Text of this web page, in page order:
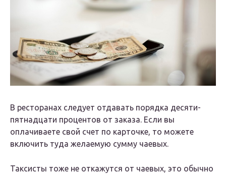
В ресторанах следует отдавать порядка десяти-
пятнадцати процентов от заказа. Если вы
оплачиваете свой счет по карточке, то можете
включить туда желаемую сумму чаевых.
Таксисты тоже не откажутся от чаевых, это обычно